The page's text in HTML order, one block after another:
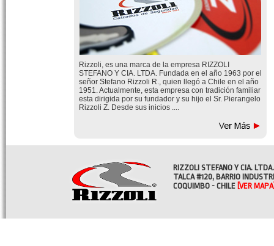
Rizzoli, es una marca de la empresa RIZZOLI
STEFANO Y CIA. LTDA. Fundada en el año 1963 por el
señor Stefano Rizzoli R., quien llegó a Chile en el año
1951. Actualmente, esta empresa con tradición familiar
esta dirigida por su fundador y su hijo el Sr. Pierangelo
Rizzoli Z. Desde sus inicios ....
RIZZOLI STEFANO Y CIA. LTDA.
TALCA #120, BARRIO
COQUIMBO - CHILE [VER